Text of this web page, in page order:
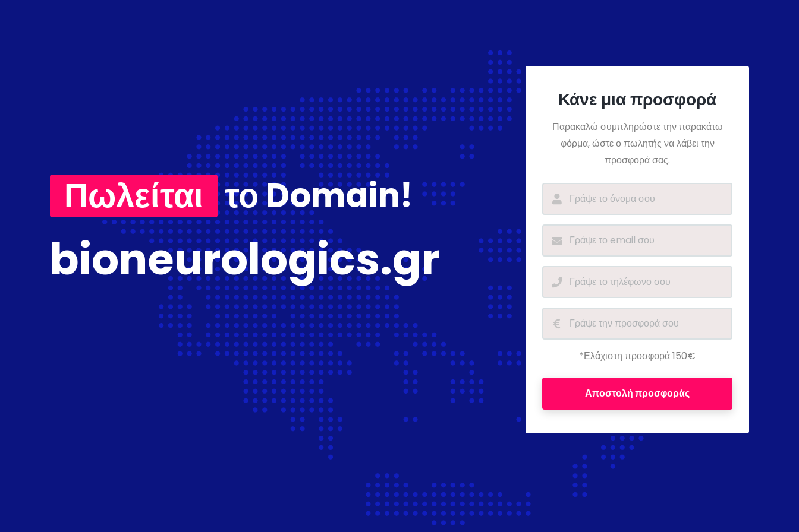
Πωλείται το Domain!
bioneurologics.gr
Κάνε μια προσφορά
Παρακαλώ συμπληρώστε την παρακάτω
φόρμα, ώστε ο πωλητής να λάβει την
προσφορά σας.
*Ελάχιστη προσφορά 150€
Αποστολή προσφοράς